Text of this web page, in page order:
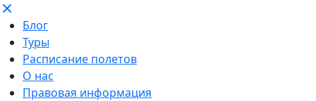
Блог
Туры
Расписание полетов
О нас
Правовая информация